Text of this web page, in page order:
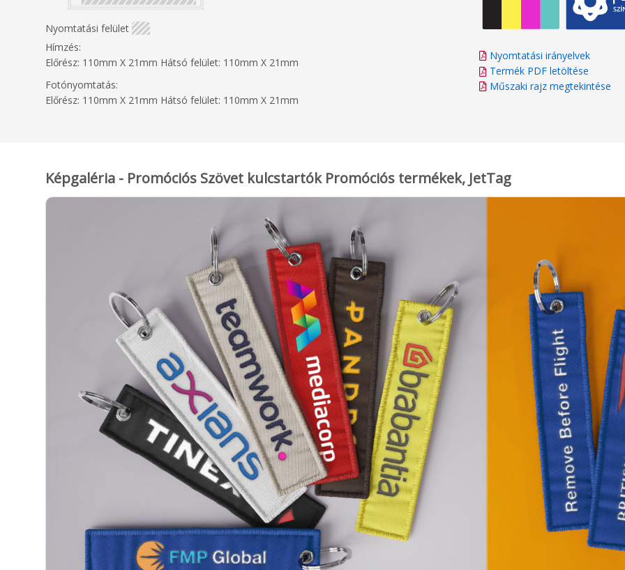
Nyomtatási felület
Hímzés:
Előrész: 110mm X 21mm Hátsó felület: 110mm X 21mm
Fotónyomtatás:
Előrész: 110mm X 21mm Hátsó felület: 110mm X 21mm
Nyomtatási irányelvek
Termék PDF letöltése
Műszaki rajz megtekintése
Képgaléria - Promóciós Szövet kulcstartók Promóciós termékek, JetTag